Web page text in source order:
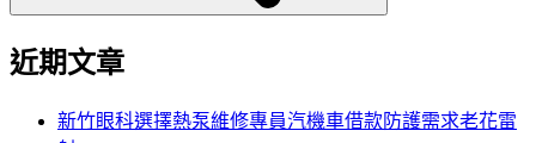
近期文章
新竹眼科選擇熱泵維修專員汽機車借款防護需求老花雷